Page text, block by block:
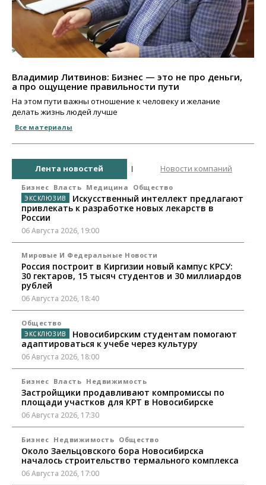
Владимир Литвинов: Бизнес — это не про деньги,
а про ощущение правильности пути
На этом пути важны отношение к человеку и желание
делать жизнь людей лучше
Все материалы
Лента новостей Новости компаний
Бизнес Власть Медицина Общество
Искусственный интеллект предлагают
привлекать к разработке новых лекарств в
России
06 Августа 2026, 19:00
Мировые И Федеральные Новости
Россия построит в Киргизии новый кампус КРСУ:
30 гектаров, 15 тысяч студентов и 30 миллиардов
рублей
06 Августа 2026, 18:40
Общество
Новосибирским студентам помогают
адаптироваться к учебе через культуру
06 Августа 2026, 18:00
Бизнес Власть Недвижимость
Застройщики продавливают компромиссы по
площади участков для КРТ в Новосибирске
06 Августа 2026, 17:30
Бизнес Недвижимость Общество
Около Заельцовского бора Новосибирска
началось строительство термального комплекса
06 Августа 2026, 17:00